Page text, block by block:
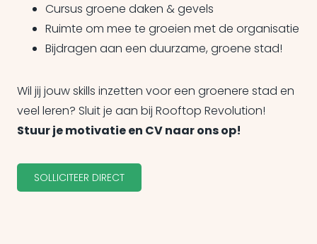
Cursus groene daken & gevels
Ruimte om mee te groeien met de organisatie
Bijdragen aan een duurzame, groene stad!
Wil jij jouw skills inzetten voor een groenere stad en
veel leren? Sluit je aan bij Rooftop Revolution!
Stuur je motivatie en CV naar ons op!
SOLLICITEER DIRECT